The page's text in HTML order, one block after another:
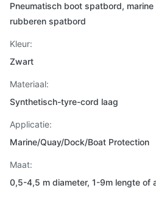
Pneumatisch boot spatbord,
rubberen spatbord
Kleur:
Zwart
Materiaal:
Synthetisch-tyre-cord laag
Applicatie:
Marine/Quay/Dock/Boat Protection
Maat:
0,5-4,5 m diameter, 1-9m lengte of